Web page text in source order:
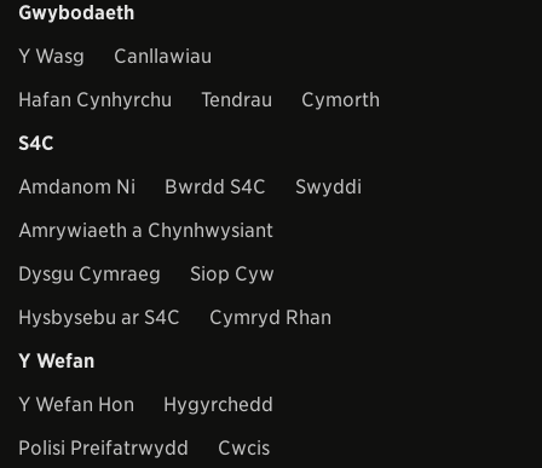
Gwybodaeth
Y Wasg
Canllawiau
Hafan Cynhyrchu
Tendrau
Cymorth
S4C
Amdanom Ni
Bwrdd S4C
Swyddi
Amrywiaeth a Chynhwysiant
Dysgu Cymraeg
Siop Cyw
Hysbysebu ar S4C
Cymryd Rhan
Y Wefan
Y Wefan Hon
Hygyrchedd
Polisi Preifatrwydd
Cwcis